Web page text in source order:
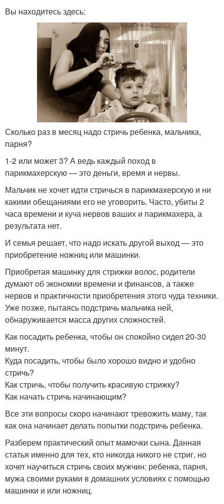
Вы находитесь здесь:
Сколько раз в месяц надо стричь ребенка, мальчика,
парня?
1-2 или может 3? А ведь каждый поход в
парикмахерскую — это деньги, время и нервы.
Мальчик не хочет идти стричься в парикмахерскую и ни
какими обещаниями его не уговорить. Часто, убиты 2
часа времени и куча нервов ваших и парикмахера, а
результата нет.
И семья решает, что надо искать другой выход — это
приобретение ножниц или машинки.
Приобретая машинку для стрижки волос, родители
думают об экономии времени и финансов, а также
нервов и практичности приобретения этого чуда техники.
Уже позже, пытаясь подстричь мальчика ней,
обнаруживается масса других сложностей.
Как посадить ребенка, чтобы он спокойно сидел 20-30
минут.
Куда посадить, чтобы было хорошо видно и удобно
стричь?
Как стричь, чтобы получить красивую стрижку?
Как начать стричь начинающим?
Все эти вопросы скоро начинают тревожить маму, так
как она начинает делать попытки подстричь ребенка.
Разберем практический опыт мамочки сына. Данная
статья именно для тех, кто никогда никого не стриг, но
хочет научиться стричь своих мужчин: ребенка, парня,
мужа своими руками в домашних условиях с помощью
машинки и или ножниц.